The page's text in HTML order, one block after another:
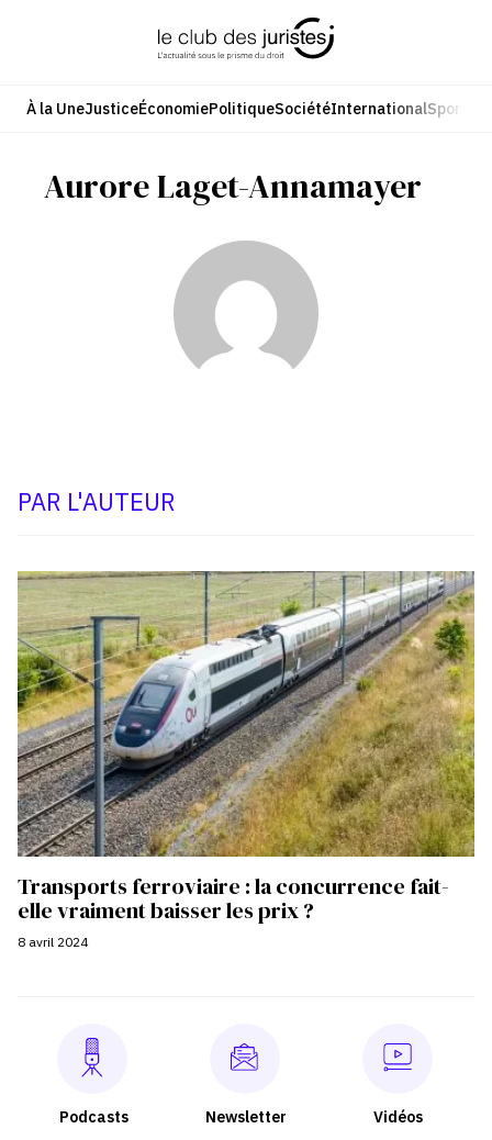
À la UneJusticeÉconomiePolitiqueSociétéInternationalSport
Aurore Laget-Annamayer
PAR L'AUTEUR
Transports ferroviaire : la concurrence fait-
elle vraiment baisser les prix ?
8 avril 2024
Podcasts Newsletter Vidéos